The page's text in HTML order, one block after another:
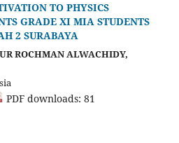
TO PHYSICS
GRADE XI MIA STUDENTS
2 SURABAYA
ROCHMAN ALWACHIDY,
PDF downloads: 81